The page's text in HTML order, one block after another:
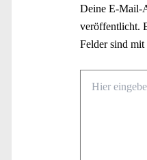
Deine E-Mail-
veröffentlicht.
Felder sind mit
eingeben…